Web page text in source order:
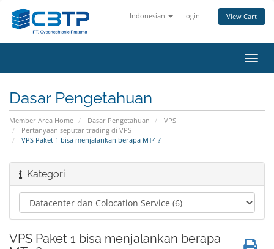
Indonesian Login View Cart
Dasar Pengetahuan
Member Area Home Dasar Pengetahuan
VPS
Pertanyaan seputar trading di VPS
VPS Paket 1 bisa menjalankan berapa MT4 ?
Kategori
VPS Paket 1 bisa menjalankan berapa